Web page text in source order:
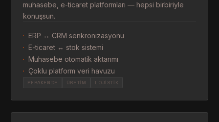
muhasebe, e-ticaret platformları — hepsi birbiriyle
konuşsun.
· ERP ↔ CRM senkronizasyonu
· E-ticaret ↔ stok sistemi
· Muhasebe otomatik aktarımı
· Çoklu platform veri havuzu
PERAKENDE ÜRETIM LOJISTIK